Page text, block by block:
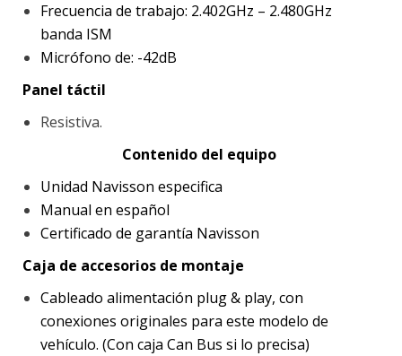
Frecuencia de trabajo: 2.402GHz – 2.480GHz
banda ISM
Micrófono de: -42dB
Panel táctil
Resistiva.
Contenido del equipo
Unidad Navisson especifica
Manual en español
Certificado de garantía Navisson
Caja de accesorios de montaje
Cableado alimentación plug & play, con
conexiones originales para este modelo de
vehículo. (Con caja Can Bus si lo precisa)